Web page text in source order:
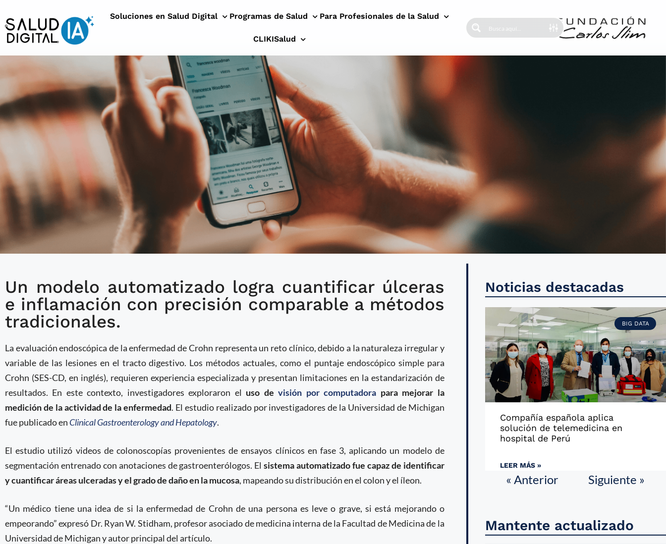
Soluciones en Salud Digital Programas de Salud Para Profesionales de la Salud
CLIKISalud
Análisis de colonoscopia con IA mejora la
evaluación de enfermedad de Crohn
Un modelo automatizado logra cuantificar úlceras
e inflamación con precisión comparable a métodos
tradicionales.
La evaluación endoscópica de la enfermedad de Crohn representa un reto clínico, debido a la naturaleza irregular y
variable de las lesiones en el tracto digestivo. Los métodos actuales, como el puntaje endoscópico simple para
Crohn (SES-CD, en inglés), requieren experiencia especializada y presentan limitaciones en la estandarización de
resultados. En este contexto, investigadores exploraron el uso devisión por computadora para mejorar la
medición de la actividad de la enfermedad. El estudio realizado por investigadores de la Universidad de Michigan
fue publicado en Clinical Gastroenterology and Hepatology.
El estudio utilizó videos de colonoscopías provenientes de ensayos clínicos en fase 3, aplicando un modelo de
segmentación entrenado con anotaciones de gastroenterólogos. Elsistema automatizado fue capaz de identificar
y cuantificar áreas ulceradas y el grado de daño en la mucosa, mapeando su distribución en el colon y el íleon.
“Un médico tiene una idea de si la enfermedad de Crohn de una persona es leve o grave, si está mejorando o
empeorando” expresó Dr. Ryan W. Stidham, profesor asociado de medicina interna de la Facultad de Medicina de la
Universidad de Michigan y autor principal del artículo.
Noticias destacadas
BIG DATA
Compañía española aplica
solución de telemedicina en
hospital de Perú
LEER MÁS »
« Anterior Siguiente »
Mantente actualizado